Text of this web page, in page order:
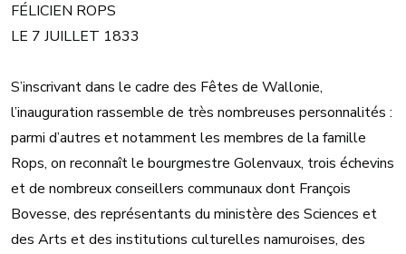
FÉLICIEN ROPS
LE 7 JUILLET 1833
S’inscrivant dans le cadre des Fêtes de Wallonie,
l’inauguration rassemble de très nombreuses personnalités :
parmi d’autres et notamment les membres de la famille
Rops, on reconnaît le bourgmestre Golenvaux, trois échevins
et de nombreux conseillers communaux dont François
Bovesse, des représentants du ministère des Sciences et
des Arts et des institutions culturelles namuroises, des